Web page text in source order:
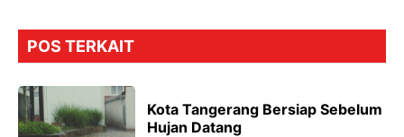
POS TERKAIT
Kota Tangerang Bersiap Sebelum
Hujan Datang